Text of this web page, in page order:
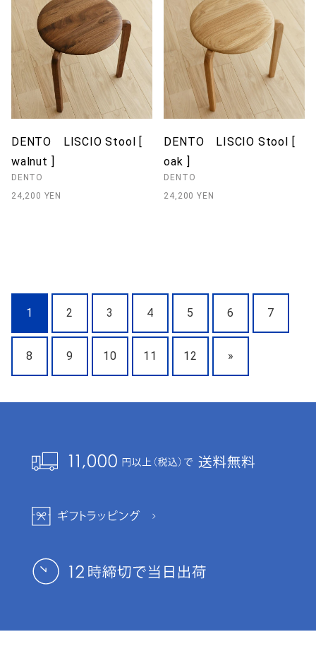
DENTO LISCIO Stool [
walnut ]
DENTO
24,200 YEN
DENTO LISCIO Stool [
oak ]
DENTO
24,200 YEN
1 2 3 4 5 6 7
8 9 10 11 12 »